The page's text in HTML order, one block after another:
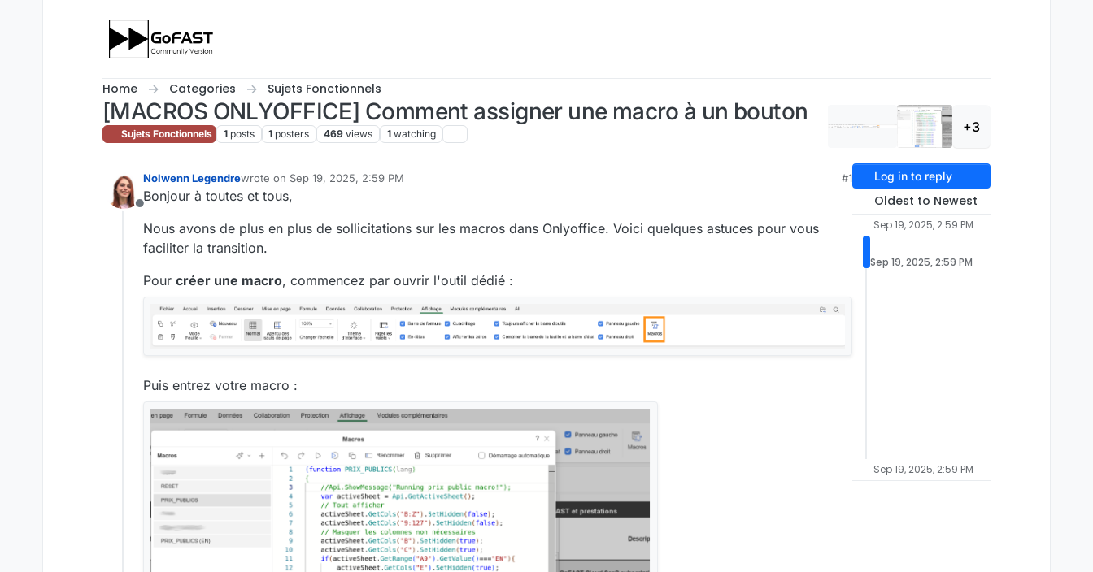
Home Categories Sujets Fonctionnels
[MACROS ONLYOFFICE] Comment assigner une macro à un bouton
Sujets Fonctionnels 1 posts 1 posters 469 views 1 watching +3
Offline
Nolwenn Legendrewrote on Sep 19, 2025, 2:59 PM
last edited by cpotterSep 19, 2025, 5:25 PM
#1
Bonjour à toutes et tous,
Nous avons de plus en plus de sollicitations sur les macros dans Onlyoffice. Voici quelques astuces pour vous
faciliter la transition.
Pour créer une macro, commencez par ouvrir l'outil dédié :
Puis entrez votre macro :
Log in to reply
Oldest to Newest
Sep 19, 2025, 2:59 PM
Sep 19, 2025, 2:59 PM
Sep 19, 2025, 2:59 PM